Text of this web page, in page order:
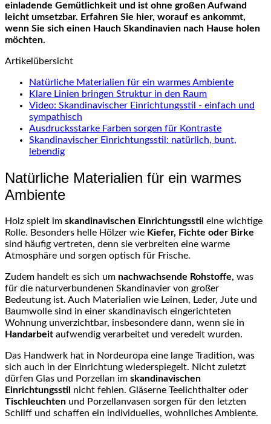
einladende Gemütlichkeit und ist ohne großen Aufwand
leicht umsetzbar. Erfahren Sie hier, worauf es ankommt,
wenn Sie sich einen Hauch Skandinavien nach Hause holen
möchten.
Artikelübersicht
Natürliche Materialien für ein warmes Ambiente
Klare Linien bringen Struktur in den Raum
Video: Skandinavischer Einrichtungsstil - einfach und
sympathisch
Ausdrucksstarke Farben sorgen für Kontraste
Skandinavischer Einrichtungsstil: natürlich, bunt,
lebendig
Natürliche Materialien für ein warmes
Ambiente
Holz spielt im skandinavischen Einrichtungsstil eine wichtige
Rolle. Besonders helle Hölzer wie Kiefer, Fichte oder Birke
sind häufig vertreten, denn sie verbreiten eine warme
Atmosphäre und sorgen optisch für Frische.
Zudem handelt es sich um nachwachsende Rohstoffe, was
für die naturverbundenen Skandinavier von großer
Bedeutung ist. Auch Materialien wie Leinen, Leder, Jute und
Baumwolle sind in einer skandinavisch eingerichteten
Wohnung unverzichtbar, insbesondere dann, wenn sie in
Handarbeit aufwendig verarbeitet und veredelt wurden.
Das Handwerk hat in Nordeuropa eine lange Tradition, was
sich auch in der Einrichtung wiederspiegelt. Nicht zuletzt
dürfen Glas und Porzellan im skandinavischen
Einrichtungsstil nicht fehlen. Gläserne Teelichthalter oder
Tischleuchten und Porzellanvasen sorgen für den letzten
Schliff und schaffen ein individuelles, wohnliches Ambiente.